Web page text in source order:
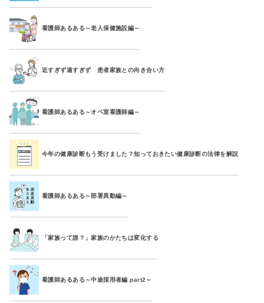
看護師あるある～老人保健施設編～
近すぎず遠すぎず 患者家族との向き合い方
看護師あるある～オペ室看護師編～
今年の健康診断もう受けました？知っておきたい健康診断の法律を解説
看護師あるある～部署異動編～
「家族って誰？」家族のかたちは変化する
看護師あるある～中途採用者編 part2～